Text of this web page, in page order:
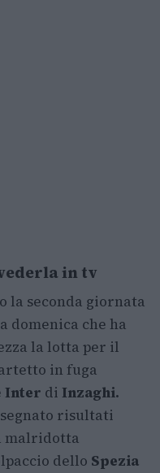
in tv
la seconda giornata
domenica che ha
la lotta per il
in fuga
Inter di Inzaghi.
segnato risultati
malridotta
dello Spezia